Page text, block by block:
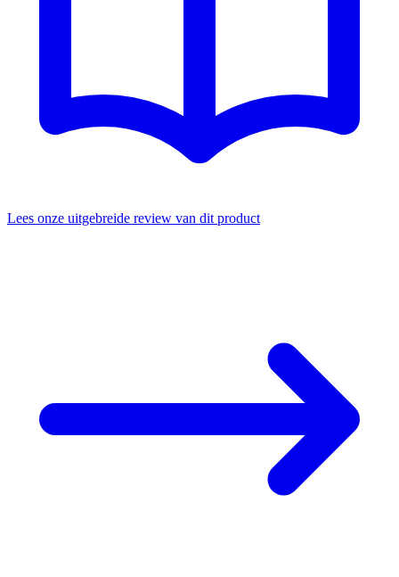
Lees onze uitgebreide review van dit product